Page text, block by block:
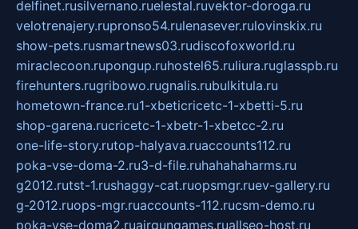
delfinet.rusilvernano.ruelestal.ruvektor-doroga.ru
velotrenajery.rupronso54.rulenasever.rulovinskix.ru
show-pets.rusmartnews03.rudiscofoxworld.ru
miraclecoon.rupongup.ruhostel65.ruliura.ruglasspb.ru
firehunters.rugribowo.rugnalis.rubulkitula.ru
hometown-france.ru1-xbeticricetc-1-xbetti-5.ru
shop-garena.rucricetc-1-xbetr-1-xbetcc-2.ru
one-life-story.rutop-halyava.ruaccounts112.ru
poka-vse-doma-2.ru3-d-file.ruhahahaharms.ru
g2012.rutst-1.rushaggy-cat.ruopsmgr.ruev-gallery.ru
g-2012.ruops-mgr.ruaccounts-112.rucsm-demo.ru
poka-vse-doma2.ruairgungames.ruallseo-host.ru